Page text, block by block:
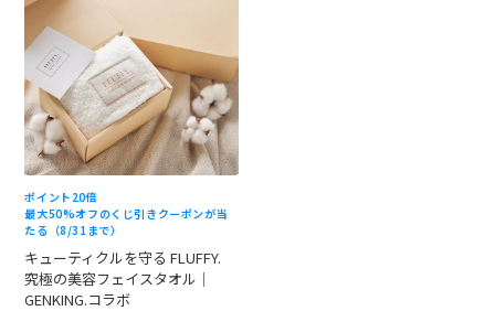
ポイント20倍
最大50%オフのくじ引きクーポンが当
たる（8/31まで）
キューティクルを守る FLUFFY.
究極の美容フェイスタオル｜
GENKING.コラボ